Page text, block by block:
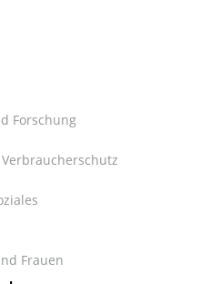
Forschung
Frauen